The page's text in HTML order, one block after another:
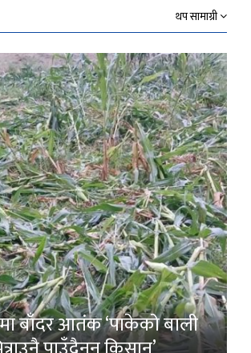
थप सामाग्री
बाँदर आतंक ‘पाकेको बाली